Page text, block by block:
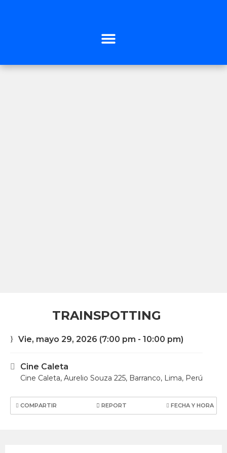
TRAINSPOTTING
Vie, mayo 29, 2026 (7:00 pm - 10:00 pm)
Cine Caleta
Cine Caleta, Aurelio Souza 225, Barranco, Lima, Perú
COMPARTIR REPORT FECHA Y HORA